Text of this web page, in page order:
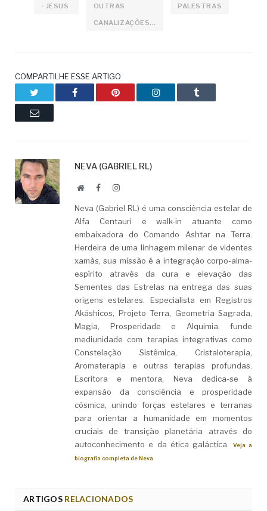
- JESUS
OUTRAS
CANALIZAÇÕES...
PALESTRAS
COMPARTILHE ESSE ARTIGO
Facebook Pinterest LinkedIn Tumblr
Email
NEVA (GABRIEL RL)
WebsiteFacebookLinkedIn
Neva (Gabriel RL) é uma consciência estelar de
Alfa Centauri e walk-in atuante como
embaixadora do Comando Ashtar na Terra.
Herdeira de uma linhagem milenar de videntes
xamãs, sua missão é a integração corpo-alma-
espírito através da cura e elevação das
Sementes das Estrelas na entrega das suas
origens estelares. Especialista em Registros
Akáshicos, Projeto Terra, Geometria Sagrada,
Magia, Prosperidade e Alquimia, funde
mediunidade com terapias integrativas como
Constelação Sistêmica, Cristaloterapia,
Aromaterapia e outras terapias profundas.
Escritora e mentora, Neva dedica-se à
expansão da consciência e prosperidade
cósmica, unindo forças estelares e terranas
para orientar a humanidade em momentos
cruciais de transição planetária através do
autoconhecimento e da ética galáctica.
Veja a
biografia completa de Neva
ARTIGOSRELACIONADOS